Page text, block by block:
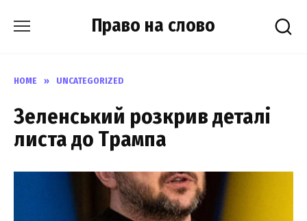
Право на слово
HOME » UNCATEGORIZED
Зеленський розкрив деталі
листа до Трампа